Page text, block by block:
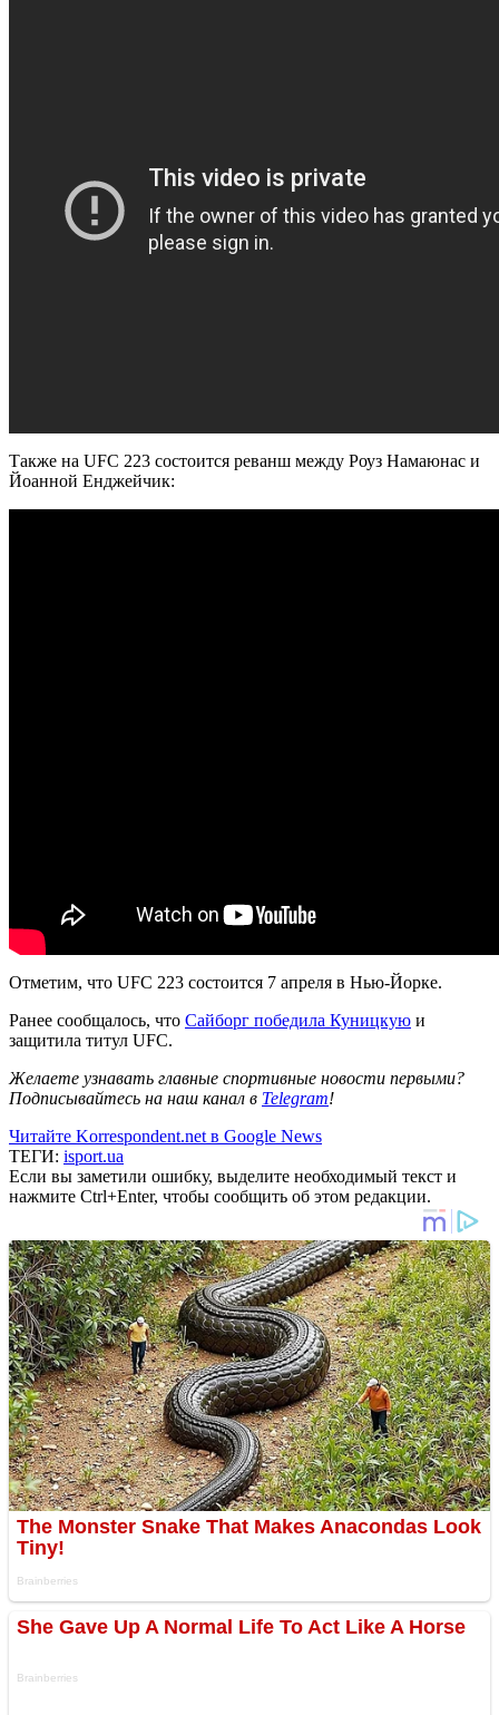
Также на UFC 223 состоится реванш между Роуз Намаюнас и
Йоанной Енджейчик:
Отметим, что UFC 223 состоится 7 апреля в Нью-Йорке.
Ранее сообщалось, что Сайборг победила Куницкую и
защитила титул UFC.
Желаете узнавать главные спортивные новости первыми?
Подписывайтесь на наш канал в Telegram!
Читайте Korrespondent.net в Google News
ТЕГИ: isport.ua
Если вы заметили ошибку, выделите необходимый текст и
нажмите Ctrl+Enter, чтобы сообщить об этом редакции.